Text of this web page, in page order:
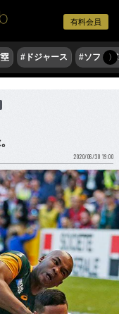
有料会員
#ドジャース #ソフト〉
2020/06/30 19:00